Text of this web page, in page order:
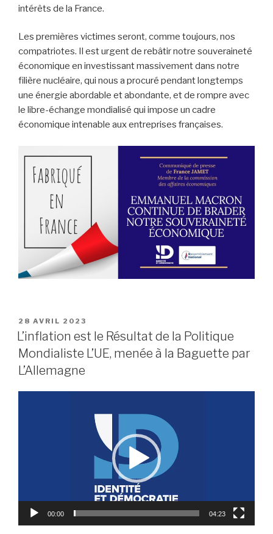
intérêts de la France.
Les premières victimes seront, comme toujours, nos
compatriotes. Il est urgent de rebâtir notre souveraineté
économique en investissant massivement dans notre
filière nucléaire, qui nous a procuré pendant longtemps
une énergie abordable et abondante, et de rompre avec
le libre-échange mondialisé qui impose un cadre
économique intenable aux entreprises françaises.
PUBLIÉ
LE
28 AVRIL 2023
L’inflation est le Résultat de la Politique
Mondialiste L’UE, menée à la Baguette par
L’Allemagne
00:00 04:23